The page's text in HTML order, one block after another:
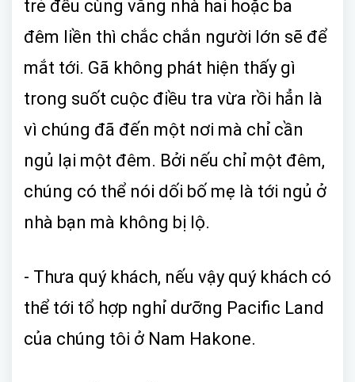
trẻ đều cùng vắng nhà hai hoặc ba
đêm liền thì chắc chắn người lớn sẽ để
mắt tới. Gã không phát hiện thấy gì
trong suốt cuộc điều tra vừa rồi hẳn là
vì chúng đã đến một nơi mà chỉ cần
ngủ lại một đêm. Bởi nếu chỉ một đêm,
chúng có thể nói dối bố mẹ là tới ngủ ở
nhà bạn mà không bị lộ.
- Thưa quý khách, nếu vậy quý khách có
thể tới tổ hợp nghỉ dưỡng Pacific Land
của chúng tôi ở Nam Hakone.